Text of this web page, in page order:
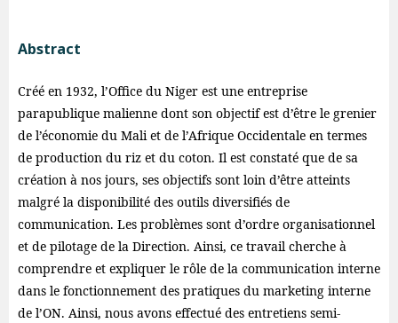
Abstract
Créé en 1932, l’Office du Niger est une entreprise
parapublique malienne dont son objectif est d’être le grenier
de l’économie du Mali et de l’Afrique Occidentale en termes
de production du riz et du coton. Il est constaté que de sa
création à nos jours, ses objectifs sont loin d’être atteints
malgré la disponibilité des outils diversifiés de
communication. Les problèmes sont d’ordre organisationnel
et de pilotage de la Direction. Ainsi, ce travail cherche à
comprendre et expliquer le rôle de la communication interne
dans le fonctionnement des pratiques du marketing interne
de l’ON. Ainsi, nous avons effectué des entretiens semi-